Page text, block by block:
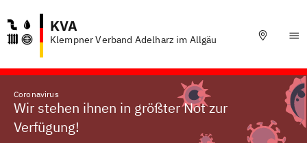
KVA
Klempner Verband Adelharz im Allgäu
Coronavirus
Wir stehen ihnen in größter Not zur
Verfügung!